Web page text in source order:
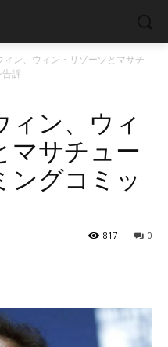
ィン、ウィン・リゾーツとマサチ
訴
ィン、ウィ
マサチュー
ングコミッ
0
817